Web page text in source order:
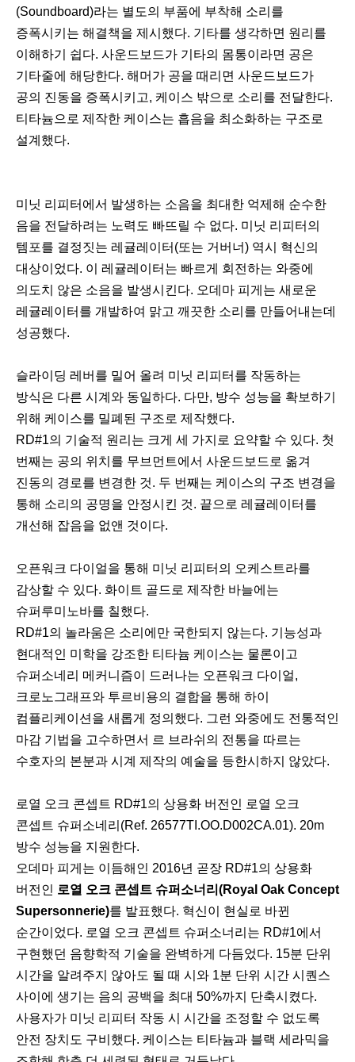
(Soundboard)라는 별도의 부품에 부착해 소리를
증폭시키는 해결책을 제시했다. 기타를 생각하면 원리를
이해하기 쉽다. 사운드보드가 기타의 몸통이라면 공은
기타줄에 해당한다. 해머가 공을 때리면 사운드보드가
공의 진동을 증폭시키고, 케이스 밖으로 소리를 전달한다.
티타늄으로 제작한 케이스는 흡음을 최소화하는 구조로
설계했다.
미닛 리피터에서 발생하는 소음을 최대한 억제해 순수한
음을 전달하려는 노력도 빠뜨릴 수 없다. 미닛 리피터의
템포를 결정짓는 레귤레이터(또는 거버너) 역시 혁신의
대상이었다. 이 레귤레이터는 빠르게 회전하는 와중에
의도치 않은 소음을 발생시킨다. 오데마 피게는 새로운
레귤레이터를 개발하여 맑고 깨끗한 소리를 만들어내는데
성공했다.
슬라이딩 레버를 밀어 올려 미닛 리피터를 작동하는
방식은 다른 시계와 동일하다. 다만, 방수 성능을 확보하기
위해 케이스를 밀폐된 구조로 제작했다.
이
전
다
음
RD#1의 기술적 원리는 크게 세 가지로 요약할 수 있다. 첫
번째는 공의 위치를 무브먼트에서 사운드보드로 옮겨
진동의 경로를 변경한 것. 두 번째는 케이스의 구조 변경을
통해 소리의 공명을 안정시킨 것. 끝으로 레귤레이터를
개선해 잡음을 없앤 것이다.
오픈워크 다이얼을 통해 미닛 리피터의 오케스트라를
감상할 수 있다. 화이트 골드로 제작한 바늘에는
슈퍼루미노바를 칠했다.
RD#1의 놀라움은 소리에만 국한되지 않는다. 기능성과
현대적인 미학을 강조한 티타늄 케이스는 물론이고
슈퍼소네리 메커니즘이 드러나는 오픈워크 다이얼,
크로노그래프와 투르비용의 결합을 통해 하이
컴플리케이션을 새롭게 정의했다. 그런 와중에도 전통적인
마감 기법을 고수하면서 르 브라쉬의 전통을 따르는
수호자의 본분과 시계 제작의 예술을 등한시하지 않았다.
로열 오크 콘셉트 RD#1의 상용화 버전인 로열 오크
콘셉트 슈퍼소네리(Ref. 26577TI.OO.D002CA.01). 20m
방수 성능을 지원한다.
오데마 피게는 이듬해인 2016년 곧장 RD#1의 상용화
버전인 로열 오크 콘셉트 슈퍼소너리(Royal Oak Concept
Supersonnerie)를 발표했다. 혁신이 현실로 바뀐
순간이었다. 로열 오크 콘셉트 슈퍼소너리는 RD#1에서
구현했던 음향학적 기술을 완벽하게 다듬었다. 15분 단위
시간을 알려주지 않아도 될 때 시와 1분 단위 시간 시퀀스
사이에 생기는 음의 공백을 최대 50%까지 단축시켰다.
사용자가 미닛 리피터 작동 시 시간을 조정할 수 없도록
안전 장치도 구비했다. 케이스는 티타늄과 블랙 세라믹을